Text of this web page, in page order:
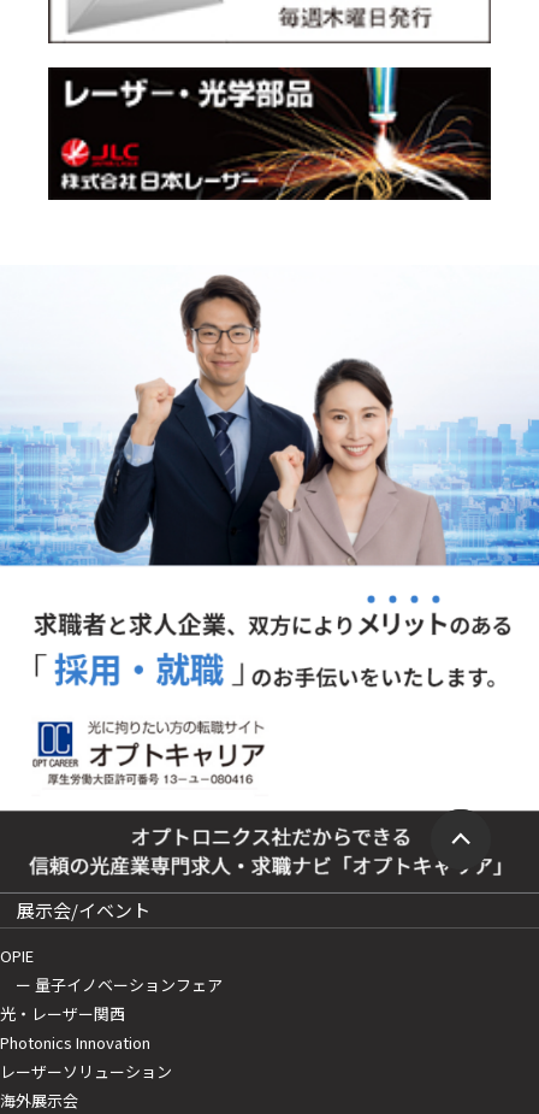
展示会/イベント
OPIE
ー 量子イノベーションフェア
光・レーザー関西
Photonics Innovation
レーザーソリューション
海外展示会